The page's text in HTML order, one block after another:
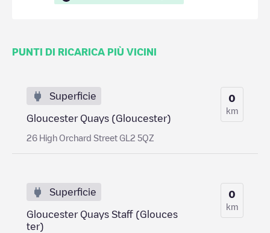
PUNTI DI RICARICA PIÙ VICINI
Superficie
Gloucester Quays (Gloucester)
26 High Orchard Street GL2 5QZ
0
km
Superficie
Gloucester Quays Staff (Glouces
ter)
0
km